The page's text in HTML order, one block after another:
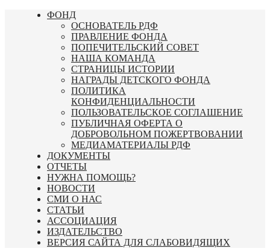
Перейти
ФОНД
ОСНОВАТЕЛЬ РДФ
ПРАВЛЕНИЕ ФОНДА
ПОПЕЧИТЕЛЬСКИЙ СОВЕТ
НАША КОМАНДА
СТРАНИЦЫ ИСТОРИИ
НАГРАДЫ ДЕТСКОГО ФОНДА
ПОЛИТИКА
КОНФИДЕНЦИАЛЬНОСТИ
ПОЛЬЗОВАТЕЛЬСКОЕ СОГЛАШЕНИЕ
ПУБЛИЧНАЯ ОФЕРТА О
ДОБРОВОЛЬНОМ ПОЖЕРТВОВАНИИ
МЕДИАМАТЕРИАЛЫ РДФ
ДОКУМЕНТЫ
ОТЧЕТЫ
НУЖНА ПОМОЩЬ?
НОВОСТИ
СМИ О НАС
СТАТЬИ
АССОЦИАЦИЯ
ИЗДАТЕЛЬСТВО
ВЕРСИЯ САЙТА ДЛЯ СЛАБОВИДЯЩИХ